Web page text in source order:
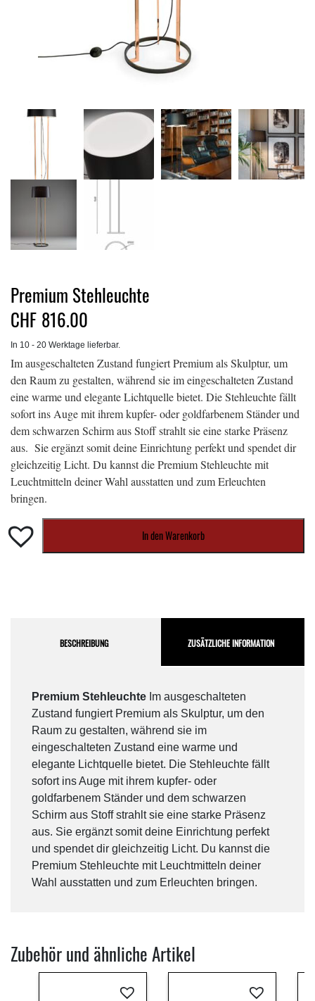
Premium Stehleuchte
CHF 816.00
In 10 - 20 Werktage lieferbar.
Im ausgeschalteten Zustand fungiert Premium als Skulptur, um
den Raum zu gestalten, während sie im eingeschalteten Zustand
eine warme und elegante Lichtquelle bietet. Die Stehleuchte fällt
sofort ins Auge mit ihrem kupfer- oder goldfarbenem Ständer und
dem schwarzen Schirm aus Stoff strahlt sie eine starke Präsenz
aus. Sie ergänzt somit deine Einrichtung perfekt und spendet dir
gleichzeitig Licht. Du kannst die Premium Stehleuchte mit
Leuchtmitteln deiner Wahl ausstatten und zum Erleuchten
bringen.
In den Warenkorb
BESCHREIBUNG ZUSÄTZLICHE INFORMATION
Premium Stehleuchte Im ausgeschalteten
Zustand fungiert Premium als Skulptur, um den
Raum zu gestalten, während sie im
eingeschalteten Zustand eine warme und
elegante Lichtquelle bietet. Die Stehleuchte fällt
sofort ins Auge mit ihrem kupfer- oder
goldfarbenem Ständer und dem schwarzen
Schirm aus Stoff strahlt sie eine starke Präsenz
aus. Sie ergänzt somit deine Einrichtung perfekt
und spendet dir gleichzeitig Licht. Du kannst die
Premium Stehleuchte mit Leuchtmitteln deiner
Wahl ausstatten und zum Erleuchten bringen.
Zubehör und ähnliche Artikel